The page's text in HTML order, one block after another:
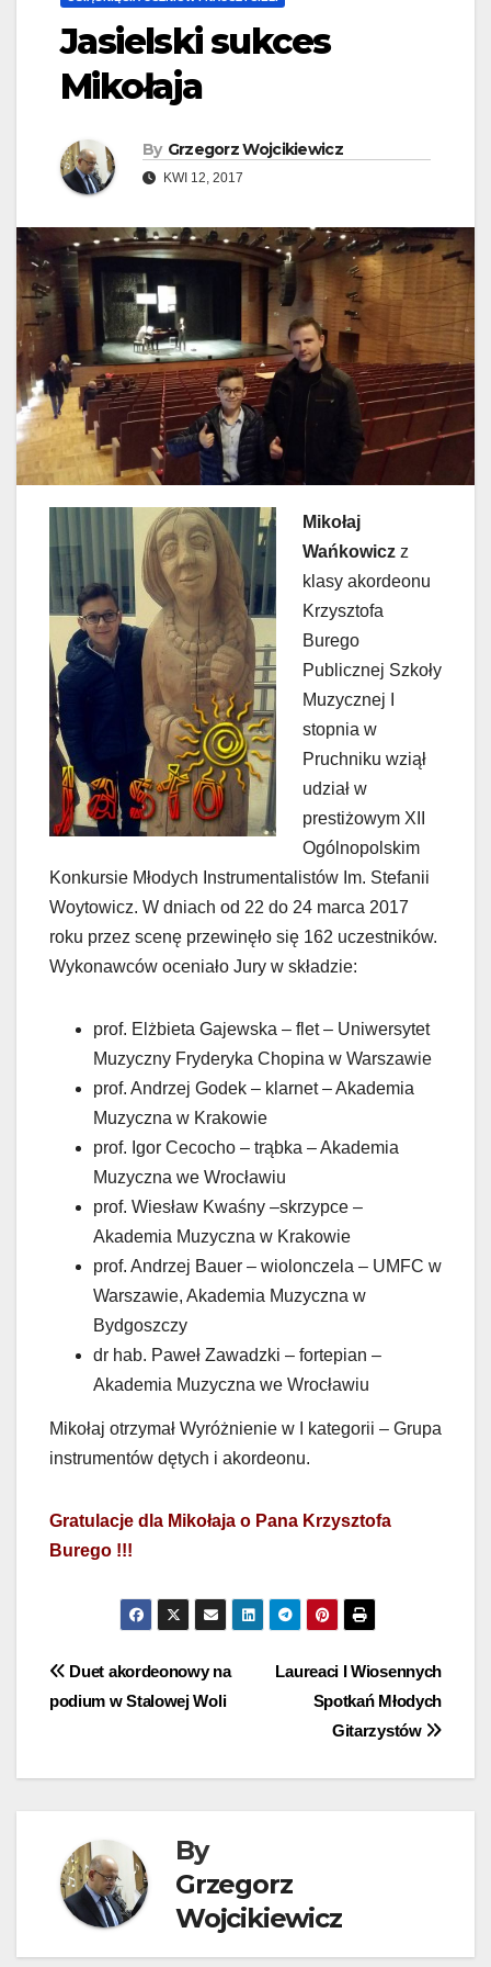
Jasielski sukces
Mikołaja
By Grzegorz Wojcikiewicz
KWI 12, 2017
Mikołaj
Wańkowicz z
klasy akordeonu
Krzysztofa
Burego
Publicznej Szkoły
Muzycznej I
stopnia w
Pruchniku wziął
udział w
prestiżowym XII
Ogólnopolskim
Konkursie Młodych Instrumentalistów Im. Stefanii
Woytowicz. W dniach od 22 do 24 marca 2017
roku przez scenę przewinęło się 162 uczestników.
Wykonawców oceniało Jury w składzie:
prof. Elżbieta Gajewska – flet – Uniwersytet
Muzyczny Fryderyka Chopina w Warszawie
prof. Andrzej Godek – klarnet – Akademia
Muzyczna w Krakowie
prof. Igor Cecocho – trąbka – Akademia
Muzyczna we Wrocławiu
prof. Wiesław Kwaśny –skrzypce –
Akademia Muzyczna w Krakowie
prof. Andrzej Bauer – wiolonczela – UMFC w
Warszawie, Akademia Muzyczna w
Bydgoszczy
dr hab. Paweł Zawadzki – fortepian –
Akademia Muzyczna we Wrocławiu
Mikołaj otrzymał Wyróżnienie w I kategorii – Grupa
instrumentów dętych i akordeonu.
Gratulacje dla Mikołaja o Pana Krzysztofa
Burego !!!
Nawigacja
wpisu
Laureaci I Wiosennych
Spotkań Młodych
Gitarzystów
Duet akordeonowy na
podium w Stalowej Woli
By
Grzegorz
Wojcikiewicz